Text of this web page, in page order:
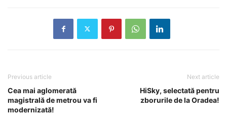
Previous article
Cea mai aglomerată
magistrală de metrou va fi
modernizată!
Next article
HiSky, selectată pentru
zborurile de la Oradea!